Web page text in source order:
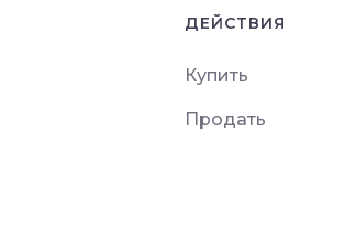
ДЕЙСТВИЯ
Купить
Продать